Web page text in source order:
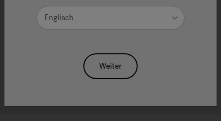
Entdecken Sie den perfekt zu Ihren Räumlichkeiten
passenden Whirlpool für 3 Personen, 4 Personen, 6
die beste Whirlpool-Marke der Branche ist.
Englisch
Weiter